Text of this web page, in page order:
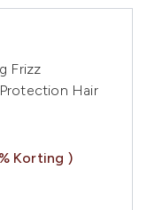
Frizz
Hair
Price:
Korting )